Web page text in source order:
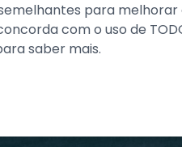
para melhorar
com o uso de
saber mais.